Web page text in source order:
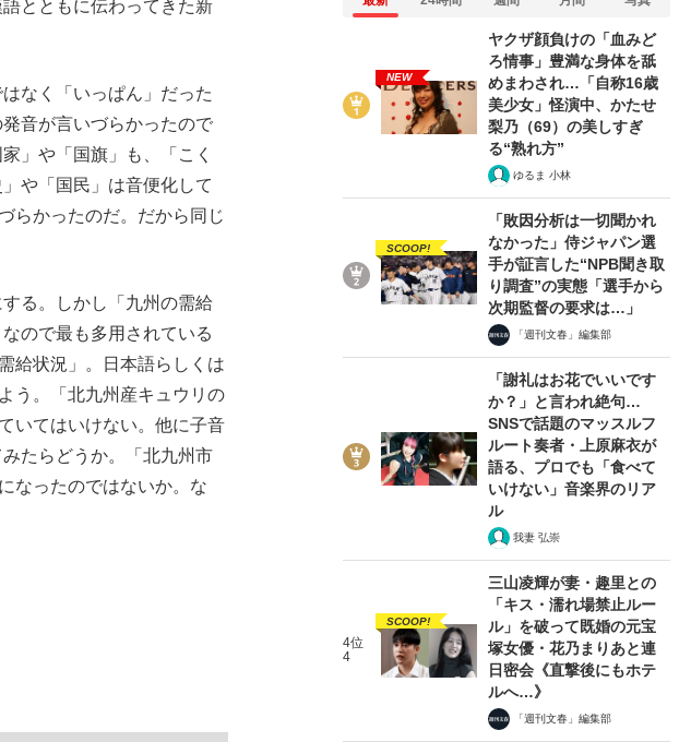
とともに伝わってきた新
なく「いっぱん」だった
音が言いづらかったので
」や「国旗」も、「こく
や「国民」は音便化して
らかったのだ。だから同じ
る。しかし「九州の需給
ので最も多用されている
給状況」。日本語らしくは
う。「北九州産キュウリの
いてはいけない。他に子音
たらどうか。「北九州市
なったのではないか。な
NEW
ヤクザ顔負けの「血みど
ろ情事」豊満な身体を舐
めまわされ…「自称16歳
美少女」怪演中、かたせ
梨乃（69）の美しすぎ
る“熟れ方”
ゆるま 小林
SCOOP!
「敗因分析は一切聞かれ
なかった」侍ジャパン選
手が証言した“NPB聞き取
り調査”の実態「選手から
次期監督の要求は…」
「週刊文春」編集部
「謝礼はお花でいいです
か？」と言われ絶句…
SNSで話題のマッスルフ
ルート奏者・上原麻衣が
語る、プロでも「食べて
いけない」音楽界のリア
ル
我妻 弘崇
4位
4
SCOOP!
三山凌輝が妻・趣里との
「キス・濡れ場禁止ルー
ル」を破って既婚の元宝
塚女優・花乃まりあと連
日密会《直撃後にもホテ
ルへ…》
「週刊文春」編集部